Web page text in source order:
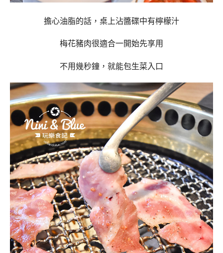
擔心油脂的話，桌上沾醬碟中有檸檬汁
梅花豬肉很適合一開始先享用
不用幾秒鐘，就能包生菜入口